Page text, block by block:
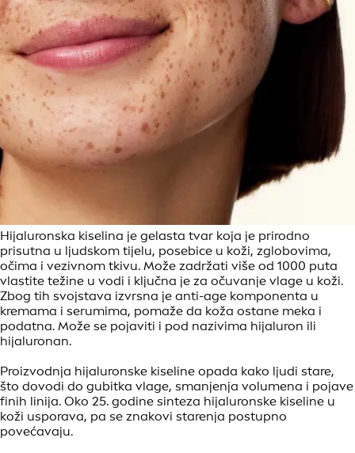
Hijaluronska kiselina je gelasta tvar koja je prirodno
prisutna u ljudskom tijelu, posebice u koži, zglobovima,
očima i vezivnom tkivu. Može zadržati više od 1000 puta
vlastite težine u vodi i ključna je za očuvanje vlage u koži.
Zbog tih svojstava izvrsna je anti-age komponenta u
kremama i serumima, pomaže da koža ostane meka i
podatna. Može se pojaviti i pod nazivima hijaluron ili
hijaluronan.
Proizvodnja hijaluronske kiseline opada kako ljudi stare,
što dovodi do gubitka vlage, smanjenja volumena i pojave
finih linija. Oko 25. godine sinteza hijaluronske kiseline u
koži usporava, pa se znakovi starenja postupno
povećavaju.